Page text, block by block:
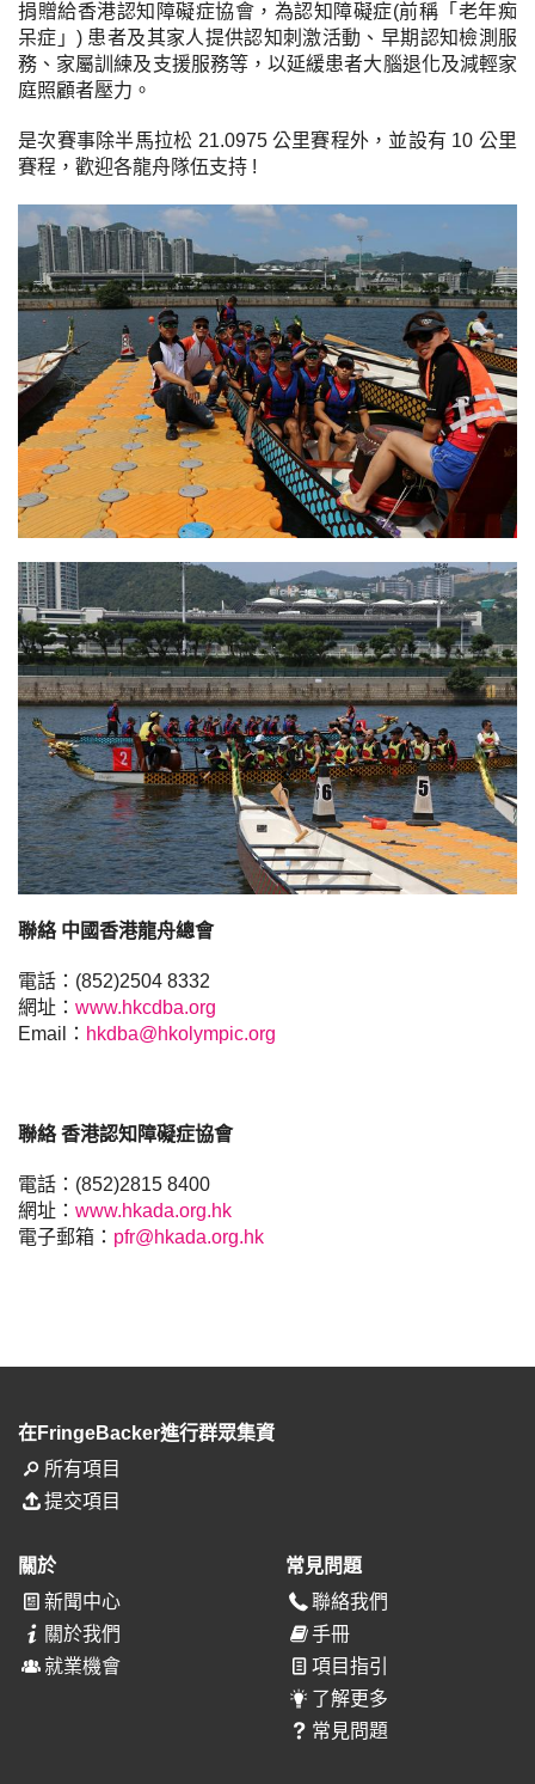
捐贈給香港認知障礙症協會，為認知障礙症(前稱「老年痴
呆症」) 患者及其家人提供認知刺激活動、早期認知檢測服
務、家屬訓練及支援服務等，以延緩患者大腦退化及減輕家
庭照顧者壓力。
是次賽事除半馬拉松 21.0975 公里賽程外，並設有 10 公里
賽程，歡迎各龍舟隊伍支持 !
聯絡 中國香港龍舟總會
電話：(852)2504 8332
網址： www.hkcdba.org
Email： hkdba@hkolympic.org
聯絡 香港認知障礙症協會
電話：(852)2815 8400
網址： www.hkada.org.hk
電子郵箱： pfr@hkada.org.hk
在FringeBacker進行群眾集資
所有項目
提交項目
關於
新聞中心
關於我們
就業機會
常見問題
聯絡我們
手冊
項目指引
了解更多
常見問題